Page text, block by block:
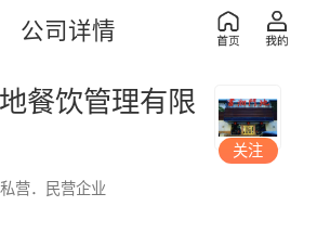
公司详情
餐饮管理有限
私营．民营企业
关注